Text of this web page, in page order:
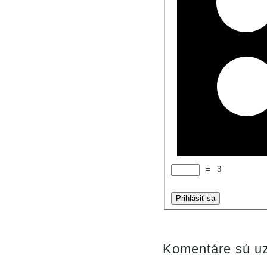
= 3
Prihlásiť sa
Komentáre sú